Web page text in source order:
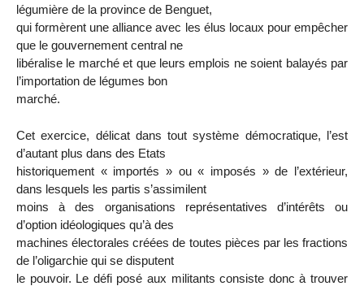
légumière de la province de Benguet,
qui formèrent une alliance avec les élus locaux pour empêcher
que le gouvernement central ne
libéralise le marché et que leurs emplois ne soient balayés par
l’importation de légumes bon
marché.
Cet exercice, délicat dans tout système démocratique, l’est
d’autant plus dans des Etats
historiquement « importés » ou « imposés » de l’extérieur,
dans lesquels les partis s’assimilent
moins à des organisations représentatives d’intérêts ou
d’option idéologiques qu’à des
machines électorales créées de toutes pièces par les fractions
de l’oligarchie qui se disputent
le pouvoir. Le défi posé aux militants consiste donc à trouver